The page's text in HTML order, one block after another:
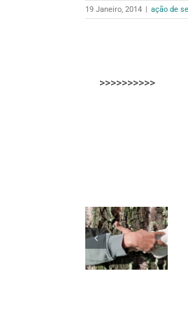
19 Janeiro, 2014 | ação de
>>>>>>>>>>
Núcleo da
U. Porto
Solidária
controlam
plantas
invasoras